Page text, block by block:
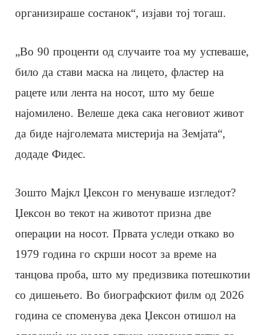
организираше состанок“, изјави тој тогаш.
„Во 90 проценти од случаите тоа му успеваше,
било да стави маска на лицето, фластер на
рацете или лента на носот, што му беше
најомилено. Велеше дека сака неговиот живот
да биде најголемата мистерија на Земјата“,
додаде Фидес.
Зошто Мајкл Џексон го менуваше изгледот?
Џексон во текот на животот призна две
операции на носот. Првата уследи откако во
1979 година го скрши носот за време на
танцова проба, што му предизвика потешкотии
со дишењето. Во биографскиот филм од 2026
година се споменува дека Џексон отишол на